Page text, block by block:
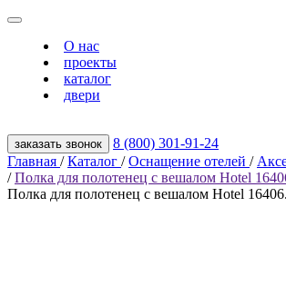
О нас
проекты
каталог
двери
заказать звонок
8 (800) 301‑91‑24
Главная / Каталог / Оснащение отелей /
/ Полка для полотенец с вешалом Hotel
Полка для полотенец с вешалом Hotel